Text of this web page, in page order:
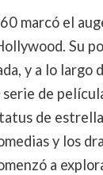
marcó el
Su
y a lo largo
de
de
y los
a